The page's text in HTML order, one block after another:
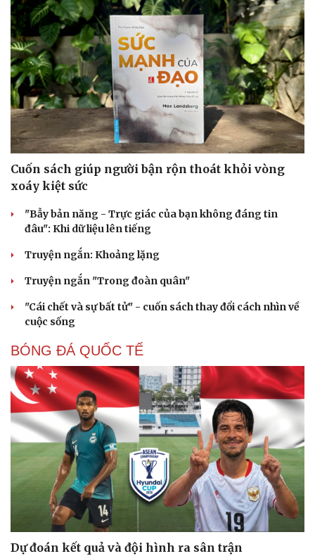
Doanh nghiệp
Thông tin doanh nghiệp
Doanh nghiệp 24h
Doanh nhân
Vì cộng đồng
Công nghệ
Sành điệu
Tin Công nghệ
Trải nghiệm
Chuyển đổi số
Cuốn sách giúp người bận rộn thoát khỏi vòng
xoáy kiệt sức
"Bẫy bản năng - Trực giác của bạn không đáng tin
đâu": Khi dữ liệu lên tiếng
Truyện ngắn: Khoảng lặng
Truyện ngắn "Trong đoàn quân"
"Cái chết và sự bất tử" - cuốn sách thay đổi cách nhìn về
cuộc sống
BÓNG ĐÁ QUỐC TẾ
Dự đoán kết quả và đội hình ra sân trận